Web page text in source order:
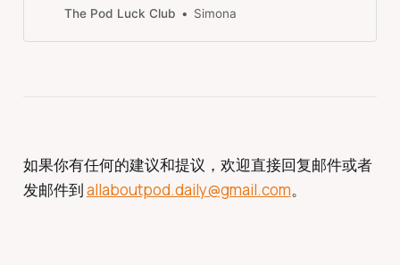
工人、咖啡店店员等等，用他们的视
也提到他们先后移居台湾的时机和原
The Pod Luck Club Simona
如果你有任何的建议和提议，欢迎直接回复邮件或者
发邮件到allaboutpod.daily@gmail.com。